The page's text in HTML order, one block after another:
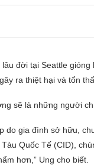
đời tại Seattle
ra thiệt hại và tổn
sẽ là những người
gia đình sở hữu,
Quốc Tế (CID),
hơn,” Ung cho biết.